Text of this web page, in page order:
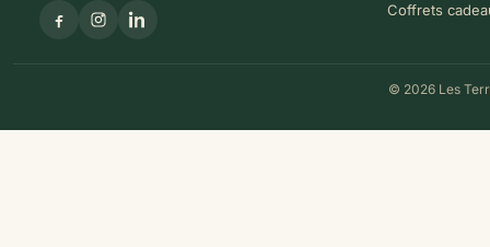
Coffrets
© 2026 Les